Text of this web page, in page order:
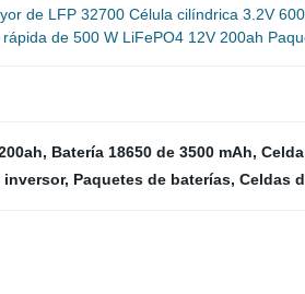
de LFP 32700 Célula cilíndrica 3.2V
de 500 W LiFePO4 12V 200ah
, Batería 18650 de 3500 mAh,
inversor, Paquetes de baterías, Celdas